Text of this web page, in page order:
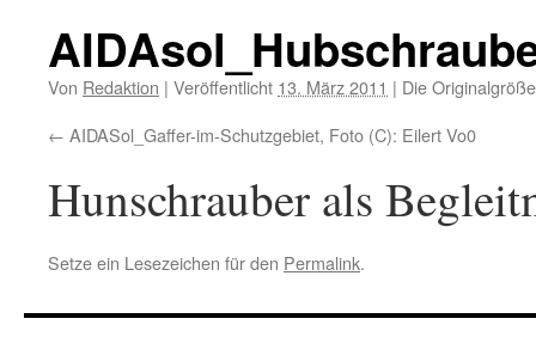
Von Redaktion | Veröffentlicht 13. März 2011 | Die
AIDASol_Gaffer-im-Schutzgebiet, Foto (C): Eilert Vo0
Hunschrauber als
Setze ein Lesezeichen für den Permalink.